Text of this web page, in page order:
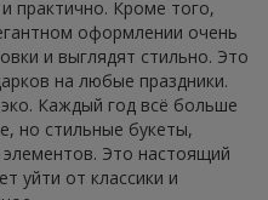
практично. Кроме того,
оформлении очень
и выглядят стильно. Это
на любые праздники.
Каждый год всё больше
но стильные букеты,
Это настоящий
уйти от классики и